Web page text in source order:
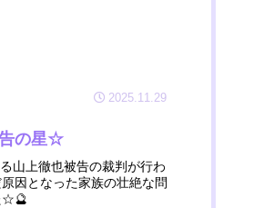
2025.11.29
の星☆
山上徹也被告の裁判が行わ
因となった家族の壮絶な問
☆🔮